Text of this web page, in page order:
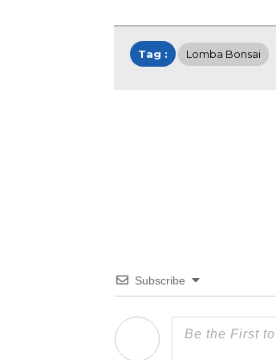
Tag : Lomba Bonsai
Subscribe